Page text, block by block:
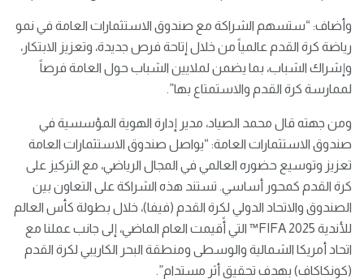
وأضاف: “ستسهم الشراكة مع صندوق الاستثمارات العامة في نمو
رياضة كرة القدم عالمياً من خلال إتاحة فرص جديدة، وتعزيز الابتكار،
وإشراك الشباب، بما يضمن لملايين الشباب حول العامة فرصاً
لممارسة كرة القدم والاستمتاع بها”.
ومن جهته قال محمد الصياد، مدير إدارة الهوية المؤسسية في
صندوق الاستثمارات العامة: “يواصل صندوق الاستثمارات العامة
تعزيز وتوسيع حضوره العالمي في المجال الرياضي، مع التركيز على
كرة القدم كمحور أساسي. تستند هذه الشراكة على التعاون بين
الصندوق والاتحاد الدولي لكرة القدم (فيفا)، خلال بطولة كأس العالم
للأندية FIFA 2025™️ التي أًقيمت العام الماضي، إلى جانب عملنا مع
اتحاد أمريكا الشمالية والوسطى ومنطقة البحر الكاريبي لكرة القدم
(كونكاكاف) بهدف تحقيق أثر مستدام”.